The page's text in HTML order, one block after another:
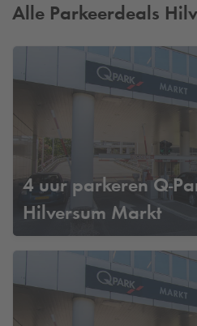
Alle Parkeerdeals
4 uur parkerenQ-
Hilversum Markt